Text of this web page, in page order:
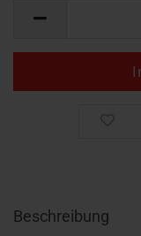
Beschreibung